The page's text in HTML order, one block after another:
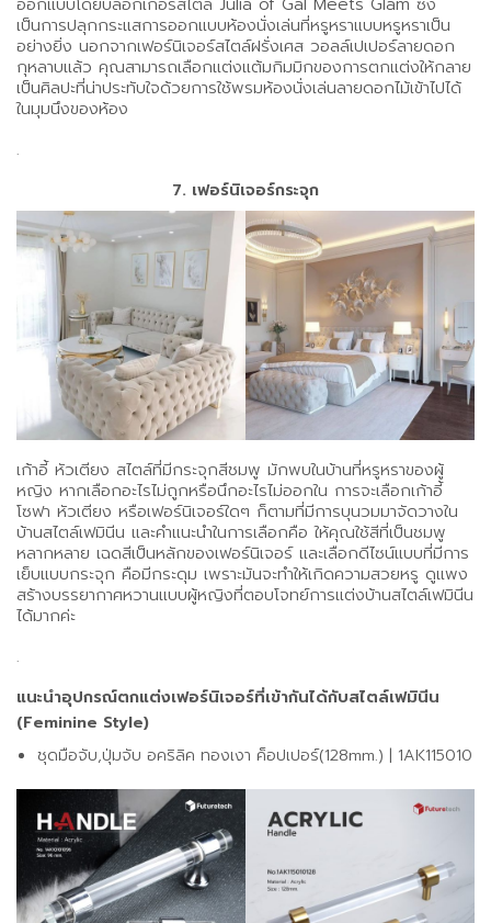
เป็นการปลุกกระแสการออกแบบห้องนั่งเล่นที่หรูหราแบบหรูหราเป็น
อย่างยิ่ง นอกจากเฟอร์นิเจอร์สไตล์ฝรั่งเศส วอลล์เปเปอร์ลายดอก
กุหลาบแล้ว คุณสามารถเลือกแต่งแต้มกิมมิกของการตกแต่งให้กลาย
เป็นศิลปะที่น่าประทับใจด้วยการใช้พรมห้องนั่งเล่นลายดอกไม้เข้าไปได้
ในมุมนึงของห้อง
.
7. เฟอร์นิเจอร์กระจุก
เก้าอี้ หัวเตียง สไตล์ที่มีกระจุกสีชมพู มักพบในบ้านที่หรูหราของผู้
หญิง หากเลือกอะไรไม่ถูกหรือนึกอะไรไม่ออกใน การจะเลือกเก้าอี้
โซฟา หัวเตียง หรือเฟอร์นิเจอร์ใดๆ ก็ตามที่มีการบุนวมมาจัดวางใน
บ้านสไตล์เฟมินีน และคำแนะนำในการเลือกคือ ให้คุณใช้สีที่เป็นชมพู
หลากหลาย เฉดสีเป็นหลักของเฟอร์นิเจอร์ และเลือกดีไซน์แบบที่มีการ
เย็บแบบกระจุก คือมีกระดุม เพราะมันจะทำให้เกิดความสวยหรู ดูแพง
สร้างบรรยากาศหวานแบบผู้หญิงที่ตอบโจทย์การแต่งบ้านสไตล์เฟมินีน
ได้มากค่ะ
.
แนะนำอุปกรณ์ตกแต่งเฟอร์นิเจอร์ที่เข้ากันได้กับสไตล์เฟมินีน
(Feminine Style)
ชุดมือจับ,ปุ่มจับ อคริลิค ทองเงา ค็อปเปอร์(128mm.) | 1AK115010